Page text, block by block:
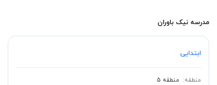
مدرسه نیک باوران
ابتدایی
منطقه:
منطقه 5